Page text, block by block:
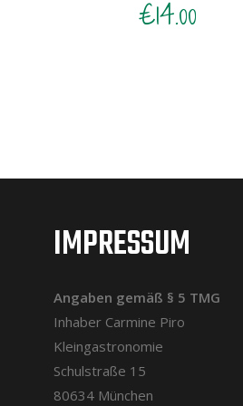
€14.00
IMPRESSUM
Angaben gemäß § 5 TMG
Inhaber Carmine Piro
Kleingastronomie
Schulstraße 15
80634 München